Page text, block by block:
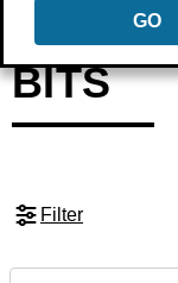
GO
BITS
Filter